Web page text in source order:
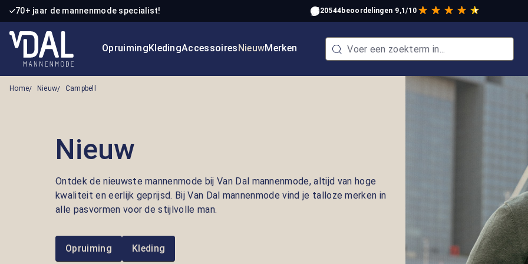
de hoofdinhoud
Ga naar de zoekopdracht
Ga naar de hoofdnavigatie
70+ jaar de mannenmode specialist! 20544beoordelingen 9,1/10
OpruimingKledingAccessoiresNieuwMerken
Home Nieuw Campbell
Nieuw
Ontdek de nieuwste mannenmode bij Van Dal mannenmode, altijd van hoge
kwaliteit en eerlijk geprijsd. Bij Van Dal mannenmode vind je talloze merken in
alle pasvormen voor de stijlvolle man.
Opruiming Kleding